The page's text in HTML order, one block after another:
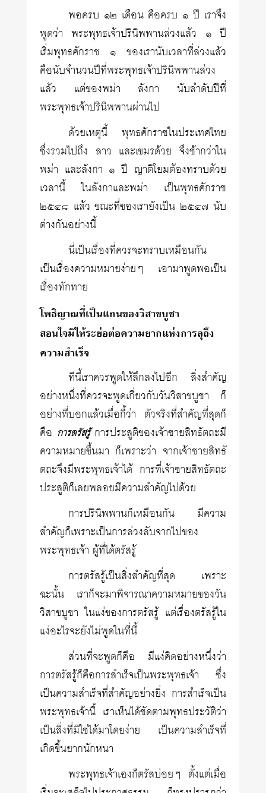
พอครบ ๑๒ เดือน คือครบ ๑ ปี เราจึง
พูดว่า พระพุทธเจ้าปรินิพพานล่วงแล้ว ๑ ปี
เริ่มพุทธศักราช ๑ ของเรานับเวลาที่ล่วงแล้ว
คือนับจำนวนปีที่พระพุทธเจ้าปรินิพพานล่วง
แล้ว แต่ของพม่า ลังกา นับลำดับปีที่
พระพุทธเจ้าปรินิพพานผ่านไป
ด้วยเหตุนี้ พุทธศักราชในประเทศไทย
ซึ่งรวมไปถึง ลาว และเขมรด้วย จึงช้ากว่าใน
พม่า และลังกา ๑ ปี ญาติโยมต้องทราบด้วย
เวลานี้ ในลังกาและพม่า เป็นพุทธศักราช
๒๕๔๘ แล้ว ขณะที่ของเรายังเป็น ๒๕๔๗ นับ
ต่างกันอย่างนี้
นี่เป็นเรื่องที่ควรจะทราบเหมือนกัน
เป็นเรื่องความหมายง่ายๆ เอามาพูดพอเป็น
เรื่องทักทาย
โพธิญาณที่เป็นแกนของวิสาขบูชา
สอนใจมิให้ระย่อต่อความยากแห่งการลุถึง
ความสำเร็จ
ทีนี้เราควรพูดให้ลึกลงไปอีก สิ่งสำคัญ
อย่างหนึ่งที่ควรจะพูดเกี่ยวกับวันวิสาขบูชา ก็
อย่างที่บอกแล้วเมื่อกี้ว่า ตัวจริงที่สำคัญที่สุดก็
คือ การตรัสรู้การประสูติของเจ้าชายสิทธัตถะมี
ความหมายขึ้นมา ก็เพราะว่า จากเจ้าชายสิทธั
ตถะจึงมีพระพุทธเจ้าได้ การที่เจ้าชายสิทธัตถะ
ประสูติก็เลยพลอยมีความสำคัญไปด้วย
การปรินิพพานก็เหมือนกัน มีความ
สำคัญก็เพราะเป็นการล่วงลับจากไปของ
พระพุทธเจ้า ผู้ที่ได้ตรัสรู้
การตรัสรู้เป็นสิ่งสำคัญที่สุด เพราะ
ฉะนั้น เราก็จะมาพิจารณาความหมายของวัน
วิสาขบูชา ในแง่ของการตรัสรู้ แต่เรื่องตรัสรู้ใน
แง่อะไรจะยังไม่พูดในที่นี้
ส่วนที่จะพูดก็คือ มีแง่คิดอย่างหนึ่งว่า
การตรัสรู้ก็คือการสำเร็จเป็นพระพุทธเจ้า ซึ่ง
เป็นความสำเร็จที่สำคัญอย่างยิ่ง การสำเร็จเป็น
พระพุทธเจ้านี้ เราเห็นได้ชัดตามพุทธประวัติว่า
เป็นสิ่งที่มิใช่ได้มาโดยง่าย เป็นความสำเร็จที่
เกิดขึ้นยากนักหนา
พระพุทธเจ้าเองก็ตรัสบ่อยๆ ตั้งแต่เมื่อ